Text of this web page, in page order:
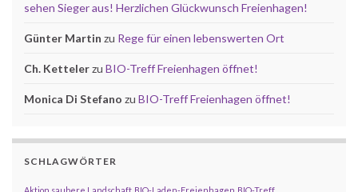
sehen Sieger aus! Herzlichen Glückwunsch Freienhagen!
Günter Martin zu Rege für einen lebenswerten Ort
Ch. Kettelerzu BIO-Treff Freienhagen öffnet!
Monica Di Stefano zu BIO-Treff Freienhagen öffnet!
SCHLAGWÖRTER